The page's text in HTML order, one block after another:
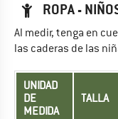
ROPA -
Al medir, tenga en
las caderas de las
UNIDAD
DE
MEDIDA
TALLA